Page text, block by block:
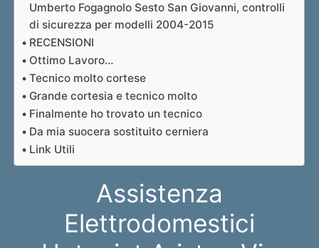
Umberto Fogagnolo Sesto San Giovanni, controlli
di sicurezza per modelli 2004-2015
RECENSIONI
Ottimo Lavoro…
Tecnico molto cortese
Grande cortesia e tecnico molto
Finalmente ho trovato un tecnico
Da mia suocera sostituito cerniera
Link Utili
Assistenza
Elettrodomestici